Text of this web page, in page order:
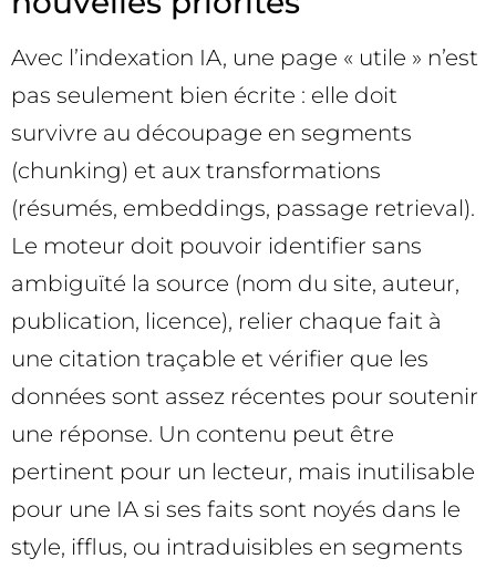
Avec l’indexation IA, une page « utile » n’est
pas seulement bien écrite : elle doit
survivre au découpage en segments
(chunking) et aux transformations
(résumés, embeddings, passage retrieval).
Le moteur doit pouvoir identifier sans
ambiguïté la source (nom du site, auteur,
publication, licence), relier chaque fait à
une citation traçable et vérifier que les
données sont assez récentes pour soutenir
une réponse. Un contenu peut être
pertinent pour un lecteur, mais inutilisable
pour une IA si ses faits sont noyés dans le
style, ifflus, ou intraduisibles en segments